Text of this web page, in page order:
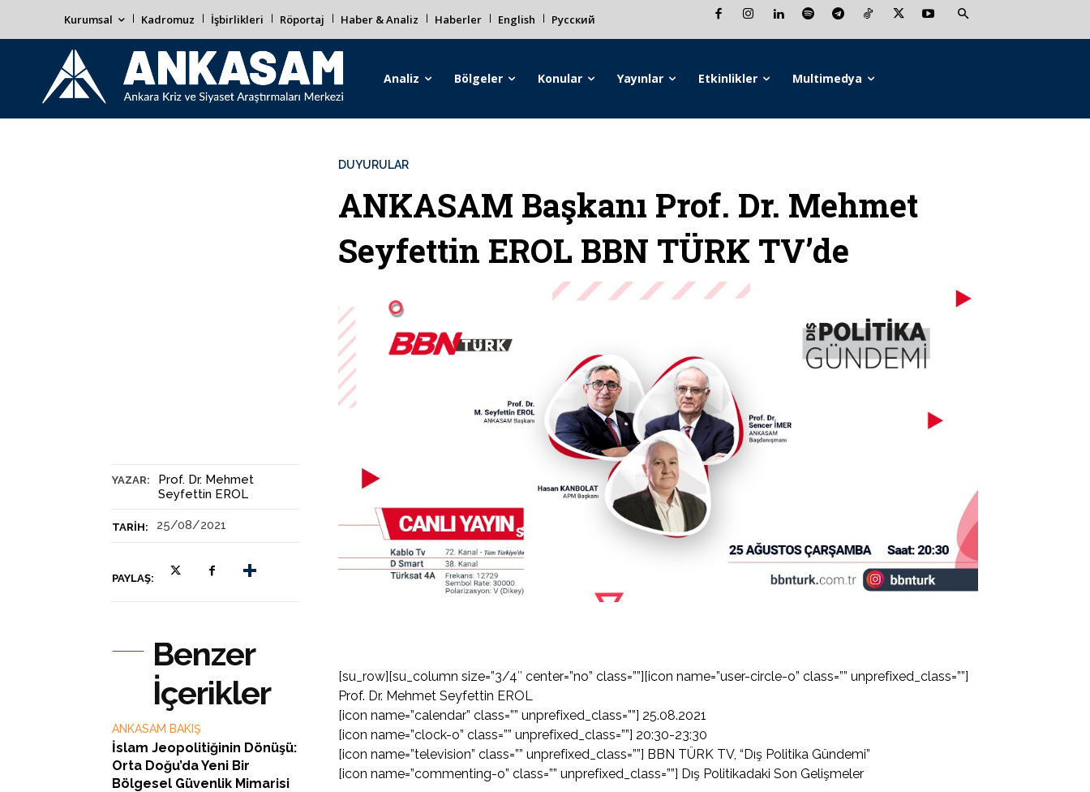
Kurumsal Kadromuz İşbirlikleri Röportaj Haber & Analiz Haberler English Русский
Analiz Bölgeler Konular Yayınlar Etkinlikler Multimedya
YAZAR:
Prof. Dr. Mehmet
Seyfettin EROL
TARIH: 25/08/2021
PAYLAŞ:
DUYURULAR
ANKASAM Başkanı Prof. Dr. Mehmet
Seyfettin EROL BBN TÜRK TV’de
Benzer
İçerikler
ANKASAM BAKIŞ
İslam Jeopolitiğinin Dönüşü:
Orta Doğu’da Yeni Bir
Bölgesel Güvenlik Mimarisi
[su_row][su_column size=”3/4″ center=”no” class=””][icon name=”user-circle-o” class=”” unprefixed_class=””]
Prof. Dr. Mehmet Seyfettin EROL
[icon name=”calendar” class=”” unprefixed_class=””] 25.08.2021
[icon name=”clock-o” class=”” unprefixed_class=””] 20:30-23:30
[icon name=”television” class=”” unprefixed_class=””] BBN TÜRK TV, “Dış Politika Gündemi”
[icon name=”commenting-o” class=”” unprefixed_class=””] Dış Politikadaki Son Gelişmeler